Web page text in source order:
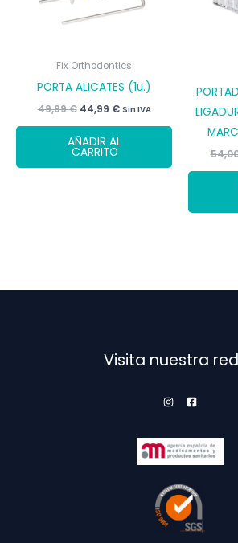
Fix Orthodontics
PORTA ALICATES (1u.)
49,99€ El
original
era:
49,99 €.
44,99 €El
es:
Sin IVA
AÑADIR AL
CARRITO
Visita nuestra